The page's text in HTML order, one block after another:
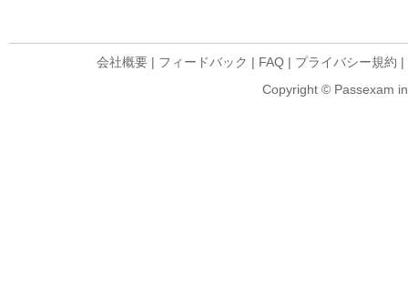
会社概要 | フィードバック | FAQ | プライバシー規約 |
Copyright © Passexam